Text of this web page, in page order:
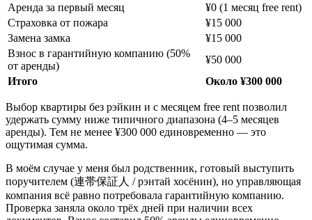
Аренда за первый месяц
¥0 (1 месяц free rent)
Страховка от пожара
¥15 000
Замена замка
¥15 000
Взнос в гарантийную компанию (50%
от аренды)
¥50 000
Итого
Около ¥300 000
Выбор квартиры без рэйкин и с месяцем free rent позволил
удержать сумму ниже типичного диапазона (4–5 месяцев
аренды). Тем не менее ¥300 000 единовременно — это
ощутимая сумма.
В моём случае у меня был родственник, готовый выступить
поручителем (連帯保証人 / рэнтай хосёнин), но управляющая
компания всё равно потребовала гарантийную компанию.
Проверка заняла около трёх дней при наличии всех